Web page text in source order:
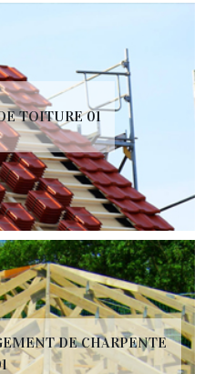
TOITURE 01
DE CHARPENTE